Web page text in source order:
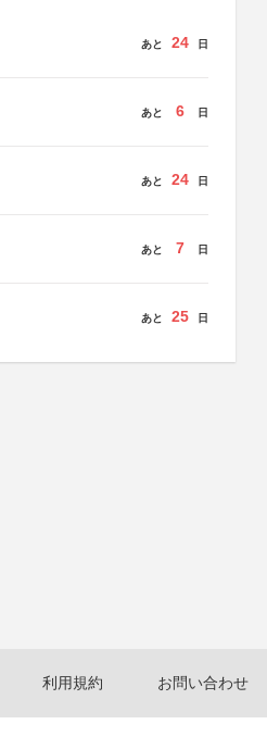
あと 24 日
あと 6 日
あと 24 日
あと 7 日
あと 25 日
利用規約 お問い合わせ